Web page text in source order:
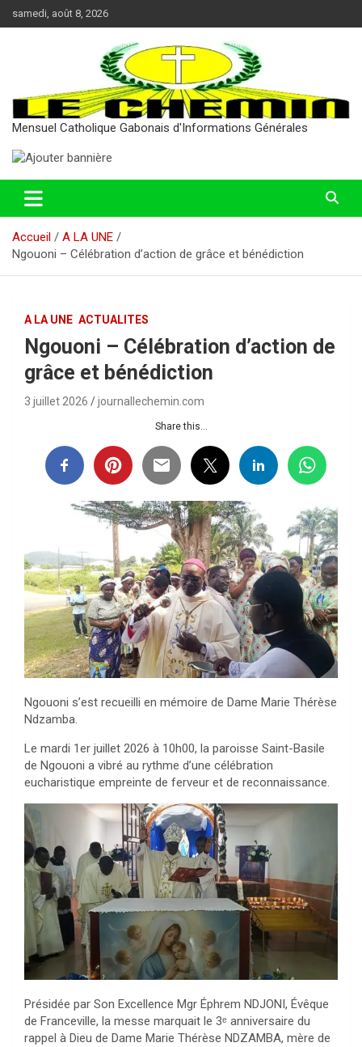
au
samedi, août 8, 2026
Mensuel Catholique Gabonais d'Informations Générales
Accueil
A LA UNE
Ngouoni – Célébration d’action de grâce et bénédiction
A LA UNE ACTUALITES
Ngouoni – Célébration d’action de
grâce et bénédiction
3 juillet 2026 journallechemin.com
Share this...
Ngouoni s’est recueilli en mémoire de Dame Marie Thérèse
Ndzamba.
Le mardi 1er juillet 2026 à 10h00, la paroisse Saint-Basile
de Ngouoni a vibré au rythme d’une célébration
eucharistique empreinte de ferveur et de reconnaissance.
Présidée par Son Excellence Mgr Éphrem NDJONI, Évêque
de Franceville, la messe marquait le 3ᵉ anniversaire du
rappel à Dieu de Dame Marie Thérèse NDZAMBA, mère de